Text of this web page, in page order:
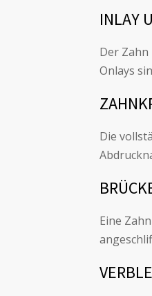
INLAY
Der
Onlays
Die
Eine